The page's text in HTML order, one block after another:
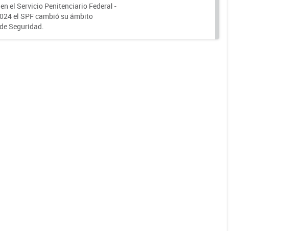
el Servicio Penitenciario Federal -
el SPF cambió su ámbito
Seguridad.